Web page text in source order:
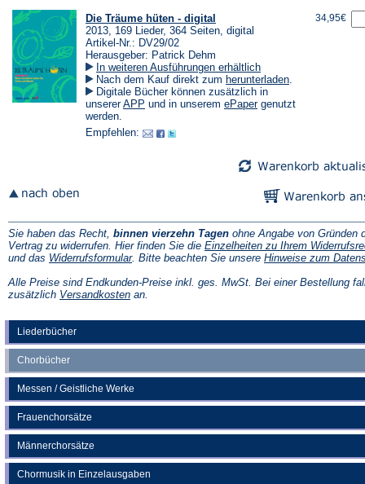
Liederbücher
Chorbücher
Messen / Geistliche Werke
Frauenchorsätze
Männerchorsätze
Chormusik in Einzelausgaben
Die Träume hüten - digital
2013, 169 Lieder, 364 Seiten, digital
Artikel-Nr.: DV29/02
Herausgeber: Patrick Dehm
In weiteren Ausführungen erhältlich
Nach dem Kauf direkt zum herunterladen(Öffnet
einem
.
Digitale Bücher können zusätzlich in
unsererAPP (Öffnet
neuen
und in unserem ePaper(Öffnet
genutzt
werden.
Empfehlen:
34,95€
Sie haben das Recht, binnen vierzehn Tagen ohne Angabe von Gründen
Vertrag zu widerrufen. Hier finden Sie die Einzelheiten zu Ihrem
und das Widerrufsformular(Öffnet
einem
neuen
. Bitte beachten Sie unsere Hinweise zum
Alle Preise sind Endkunden-Preise inkl. ges. MwSt. Bei einer Bestellung
zusätzlich Versandkosten(Öffnet
an.